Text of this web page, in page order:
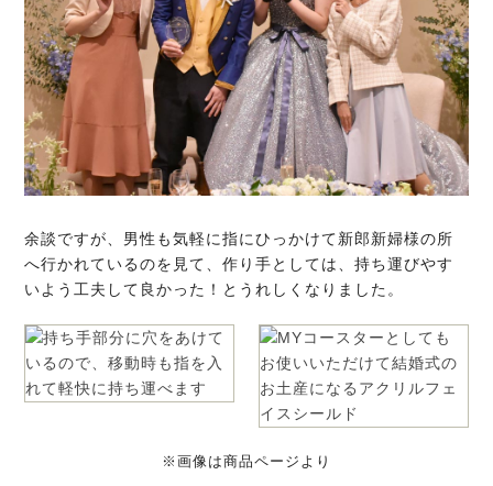
余談ですが、男性も気軽に指にひっかけて新郎新婦様の所
へ行かれているのを見て、作り手としては、持ち運びやす
いよう工夫して良かった！とうれしくなりました。
※画像は商品ページより